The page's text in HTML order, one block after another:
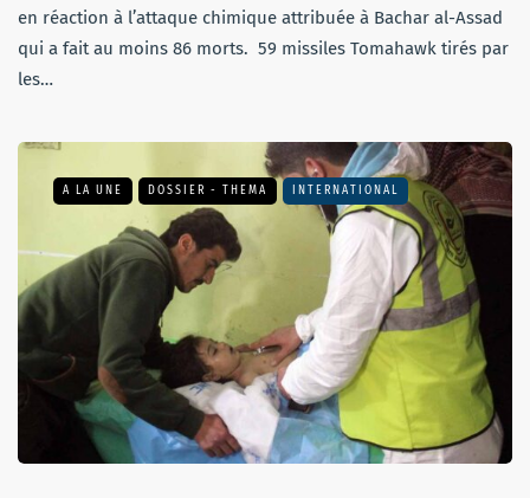
en réaction à l’attaque chimique attribuée à Bachar al-Assad
qui a fait au moins 86 morts. 59 missiles Tomahawk tirés par
les…
A LA UNE DOSSIER - THEMA INTERNATIONAL